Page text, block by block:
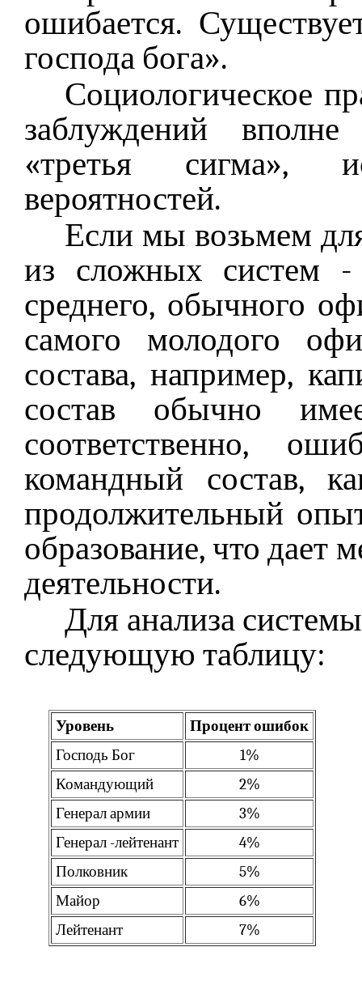
ошибается.
господа бога».
Социологическое
заблуждений
«третья сигма»,
вероятностей.
Если мы возьмем
из сложных систем -
среднего, обычного
самого молодого
состава, например,
состав обычно
соответственно,
командный состав,
продолжительный
образование, что дает
деятельности.
Для анализа
следующую таблицу:
Уровень
Процент ошибок
Господь Бог
1%
Командующий
2%
Генерал армии
3%
Генерал -лейтенант
4%
Полковник
5%
Майор
6%
Лейтенант
7%